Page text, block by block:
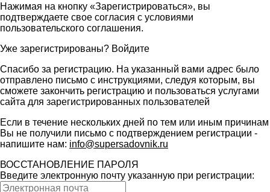
Нажимая на кнопку «Зарегистрироваться», вы
подтверждаете свое согласия с условиями
пользовательского соглашения.
Уже зарегистрированы? Войдите
Спасибо за регистрацию. На указанный вами адрес было
отправлено письмо с инструкциями, следуя которым, вы
сможете закончить регистрацию и пользоваться услугами
сайта для зарегистрированных пользователей
Если в течение нескольких дней по тем или иным причинам
Вы не получили письмо с подтверждением регистрации -
напишите нам: info@supersadovnik.ru
ВОССТАНОВЛЕНИЕ ПАРОЛЯ
Введите электронную почту указанную при регистрации: